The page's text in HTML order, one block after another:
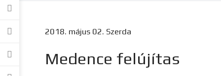
2018. május 02. Szerda
Medence felújítas